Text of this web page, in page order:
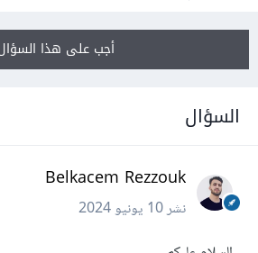
أجب على هذا السؤال
السؤال
Belkacem Rezzouk
نشر10 يونيو 2024